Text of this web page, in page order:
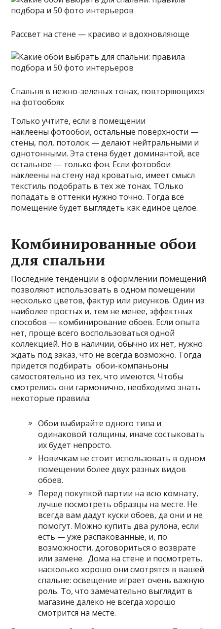
Рассвет на стене — красиво и вдохновляюще
Спальня в нежно-зеленых тонах, повторяющихся
на фотообоях
Только учтите, если в помещении
наклеены фотообои, остальные поверхности —
стены, пол, потолок — делают нейтральными и
однотонными. Эта стена будет доминантой, все
остальное — только фон. Если фотообои
наклеены на стену над кроватью, имеет смысл
текстиль подобрать в тех же тонах. ТОлько
попадать в оттенки нужно точно. Тогда все
помещение будет выглядеть как единое целое.
Комбинированные обои
для спальни
Последние тенденции в оформлении помещений
позволяют использовать в одном помещении
несколько цветов, фактур или рисунков. Один из
наиболее простых и, тем не менее, эффектных
способов — комбинирование обоев. Если опыта
нет, проще всего воспользоваться одной
коллекцией. Но в наличии, обычно их нет, нужно
ждать под заказ, что не всегда возможно. Тогда
придется подбирать обои-компаньоны
самостоятельно из тех, что имеются. Чтобы
смотрелись они гармонично, необходимо знать
некоторые правила:
Обои выбирайте одного типа и
одинаковой толщины, иначе состыковать
их будет непросто.
Новичкам не стоит использовать в одном
помещении более двух разных видов
обоев.
Перед покупкой партии на всю комнату,
лучше посмотреть образцы на месте. Не
всегда вам дадут куски обоев, да они и не
помогут. Можно купить два рулона, если
есть — уже распакованные, и, по
возможности, договориться о возврате
или замене. Дома на стене и посмотреть,
насколько хорошо они смотрятся в вашей
спальне: освещение играет очень важную
роль. То, что замечательно выглядит в
магазине далеко не всегда хорошо
смотрится на месте.